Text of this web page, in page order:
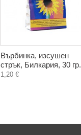
Върбинка, изсушен
стрък, Билкария, 30 гр.
1,20 €